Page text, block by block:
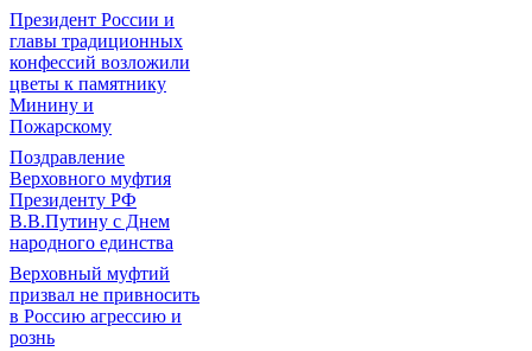
Президент России и
главы традиционных
конфессий возложили
цветы к памятнику
Минину и
Пожарскому
Поздравление
Верховного муфтия
Президенту РФ
В.В.Путину с Днем
народного единства
Верховный муфтий
призвал не привносить
в Россию агрессию и
рознь